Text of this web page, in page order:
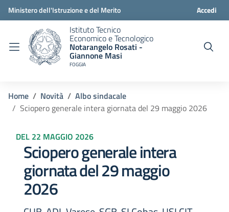
Ministero dell'Istruzione e del Merito Accedi
Istituto Tecnico
Economico e Tecnologico
Notarangelo Rosati -
Giannone Masi
FOGGIA
Home Novità
Albo sindacale
Sciopero generale intera giornata del 29 maggio 2026
DEL 22 MAGGIO 2026
Sciopero generale intera
giornata del 29 maggio
2026